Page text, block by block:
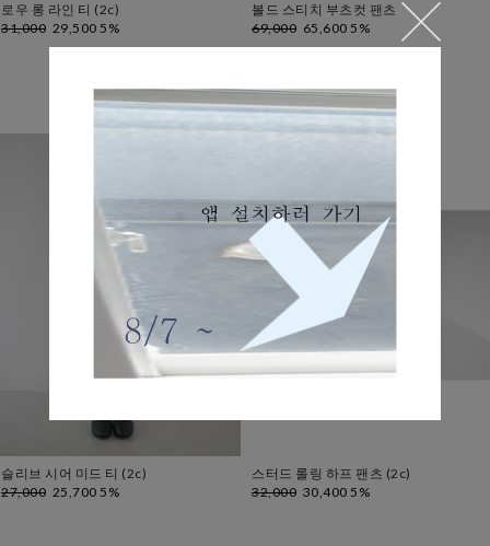
로우 롱 라인 티 (2c)
31,000 29,500 5%
볼드 스티치 부츠컷 팬츠
69,000 65,600 5%
슬리브 시어 미드 티 (2c)
27,000 25,700 5%
스터드 롤링 하프 팬츠 (2c)
32,000 30,400 5%